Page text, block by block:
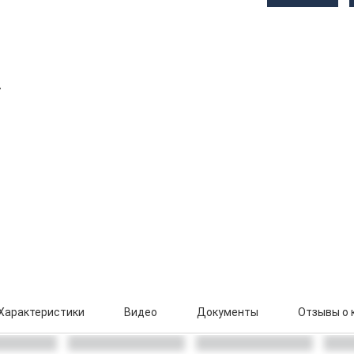
Видео Документы Отзывы о